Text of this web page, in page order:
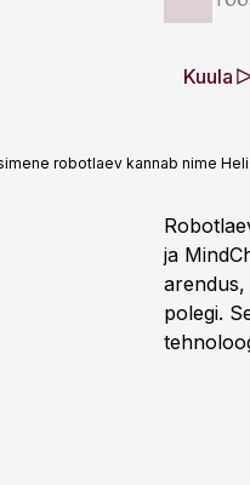
Kuula
robotlaev kannab nime Heli.
ja
polegi.